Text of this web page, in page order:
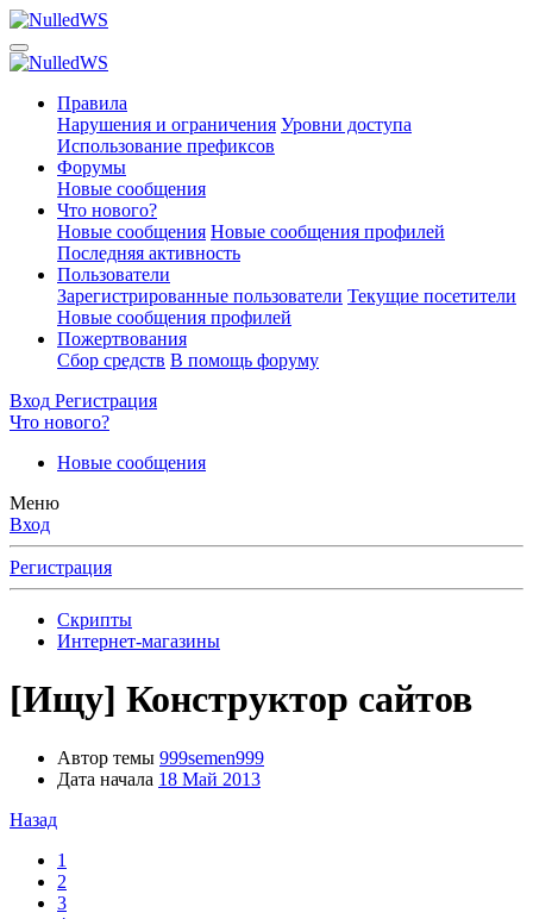
Правила
Нарушения и ограничения Уровни доступа
Использование префиксов
Форумы
Новые сообщения
Что нового?
Новые сообщения Новые сообщения профилей
Последняя активность
Пользователи
Зарегистрированные пользователи Текущие посетители
Новые сообщения профилей
Пожертвования
Сбор средств В помощь форуму
Вход Регистрация
Что нового?
Новые сообщения
Меню
Вход
Регистрация
Скрипты
Интернет-магазины
[Ищу] Конструктор сайтов
Автор темы 999semen999
Дата начала 18 Май 2013
Назад
1
2
3